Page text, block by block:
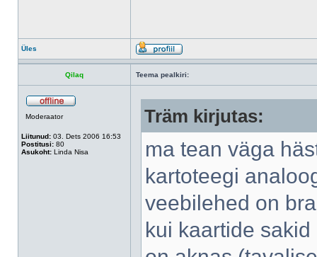
Üles
Qilaq Teema pealkiri:
Moderaator
Liitunud: 03. Dets 2006 16:53
Postitusi: 80
Asukoht: Linda Nisa
Träm kirjutas:
ma tean väga
kartoteegi
veebilehed on
kui kaartide